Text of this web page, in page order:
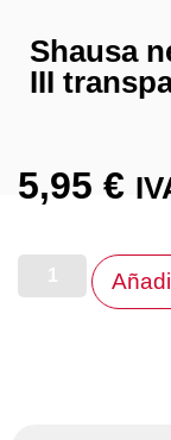
Shausa
III
5,95 €